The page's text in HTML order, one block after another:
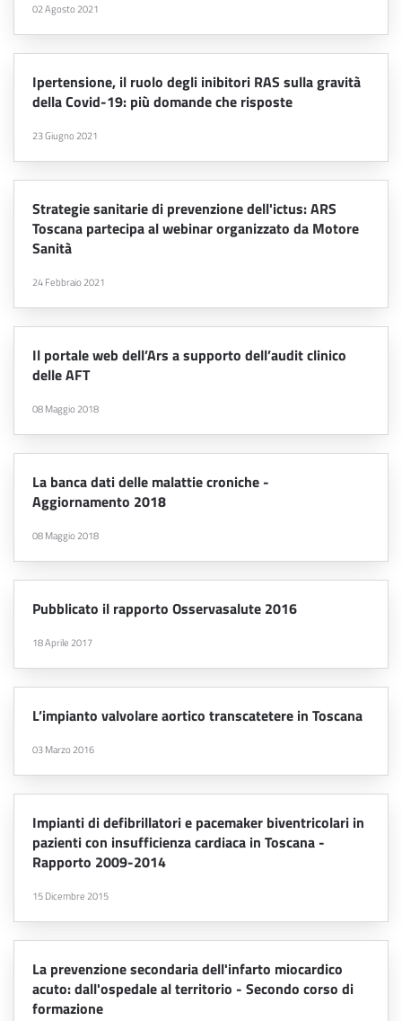
02 Agosto 2021
Ipertensione, il ruolo degli inibitori RAS sulla gravità
della Covid-19: più domande che risposte
23 Giugno 2021
Strategie sanitarie di prevenzione dell'ictus: ARS
Toscana partecipa al webinar organizzato da Motore
Sanità
24 Febbraio 2021
Il portale web dell’Ars a supporto dell’audit clinico
delle AFT
08 Maggio 2018
La banca dati delle malattie croniche -
Aggiornamento 2018
08 Maggio 2018
Pubblicato il rapporto Osservasalute 2016
18 Aprile 2017
L’impianto valvolare aortico transcatetere in Toscana
03 Marzo 2016
Impianti di defibrillatori e pacemaker biventricolari in
pazienti con insufficienza cardiaca in Toscana -
Rapporto 2009-2014
15 Dicembre 2015
La prevenzione secondaria dell'infarto miocardico
acuto: dall'ospedale al territorio - Secondo corso di
formazione